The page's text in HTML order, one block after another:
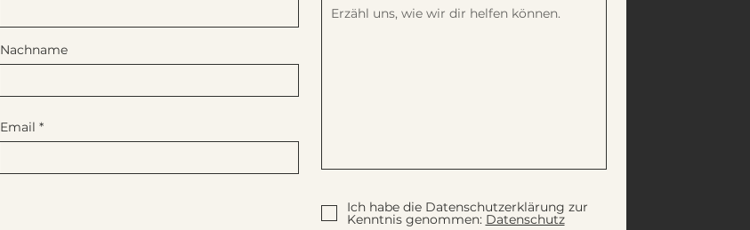
Nachname
Email
Ich habe die Datenschutzerklärung zur
Kenntnis genommen: Datenschutz